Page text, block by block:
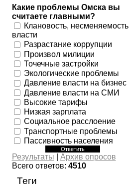
Какие проблемы Омска вы
считаете главными?
Клановость, несменяемость
власти
Разрастание коррупции
Произвол милиции
Точечные застройки
Экологические проблемы
Давление власти на бизнес
Давление власти на СМИ
Высокие тарифы
Низкая зарплата
Социальное расслоение
Транспортные проблемы
Пассивность населения
Результаты
Архив опросов
Всего ответов: 4510
Теги